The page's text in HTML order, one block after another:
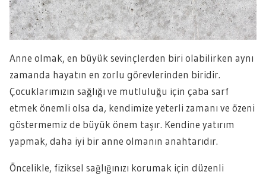
Anne olmak, en büyük sevinçlerden biri olabilirken aynı
zamanda hayatın en zorlu görevlerinden biridir.
Çocuklarımızın sağlığı ve mutluluğu için çaba sarf
etmek önemli olsa da, kendimize yeterli zamanı ve özeni
göstermemiz de büyük önem taşır. Kendine yatırım
yapmak, daha iyi bir anne olmanın anahtarıdır.
Öncelikle, fiziksel sağlığınızı korumak için düzenli